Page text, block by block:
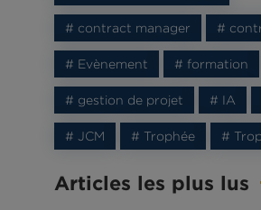
# contract manager #
# Evènement # formation
# gestion de projet # IA
# JCM # Trophée #
Articles les plus lus